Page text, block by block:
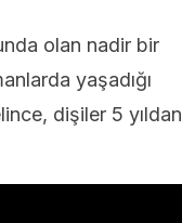
olan nadir bir
yaşadığı
dişiler 5 yıldan